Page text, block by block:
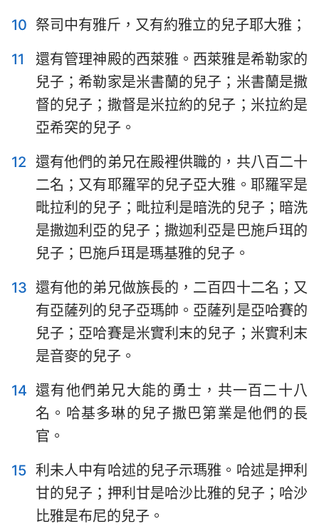
10 祭司中有雅斤，又有約雅立的兒子耶大雅；
11
還有管理神殿的西萊雅。西萊雅是希勒家的
兒子；希勒家是米書蘭的兒子；米書蘭是撒
督的兒子；撒督是米拉約的兒子；米拉約是
亞希突的兒子。
12
還有他們的弟兄在殿裡供職的，共八百二十
二名；又有耶羅罕的兒子亞大雅。耶羅罕是
毗拉利的兒子；毗拉利是暗洗的兒子；暗洗
是撒迦利亞的兒子；撒迦利亞是巴施戶珥的
兒子；巴施戶珥是瑪基雅的兒子。
13 還有他的弟兄做族長的，二百四十二名；又
有亞薩列的兒子亞瑪帥。亞薩列是亞哈賽的
兒子；亞哈賽是米實利末的兒子；米實利末
是音麥的兒子。
14 還有他們弟兄大能的勇士，共一百二十八
名。哈基多琳的兒子撒巴第業是他們的長
官。
15 利未人中有哈述的兒子示瑪雅。哈述是押利
甘的兒子；押利甘是哈沙比雅的兒子；哈沙
比雅是布尼的兒子。